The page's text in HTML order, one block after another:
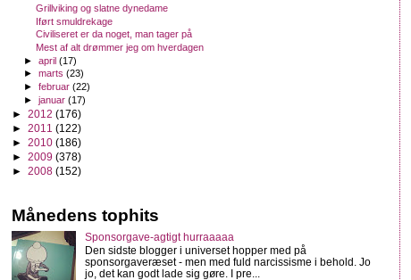
Grillviking og slatne dynedame
Iført smuldrekage
Civiliseret er da noget, man tager på
Mest af alt drømmer jeg om hverdagen
►april(17)
►marts(23)
►februar(22)
►januar(17)
► 2012 (176)
► 2011 (122)
► 2010 (186)
► 2009 (378)
► 2008 (152)
Månedens tophits
Sponsorgave-agtigt hurraaaaa
Den sidste blogger i universet hopper med på
sponsorgaveræset - men med fuld narcissisme i behold. Jo
jo, det kan godt lade sig gøre. I pre...